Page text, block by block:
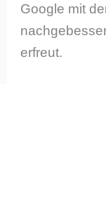
Google mit
erfreut.